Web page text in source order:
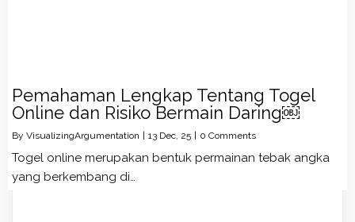
Pemahaman Lengkap Tentang Togel
Online dan Risiko Bermain Daring￼
By VisualizingArgumentation 13 Dec, 25 0 Comments
Togel online merupakan bentuk permainan tebak angka
yang berkembang di…